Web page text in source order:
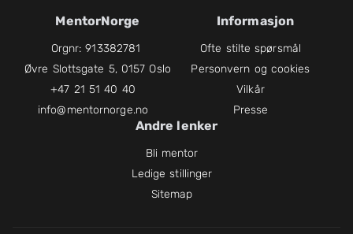
MentorNorge
Orgnr: 913382781
Øvre Slottsgate 5, 0157 Oslo
+47 21 51 40 40
info@mentornorge.no
Informasjon
Ofte stilte spørsmål
Personvern og cookies
Vilkår
Presse
Andre lenker
Bli mentor
Ledige stillinger
Sitemap